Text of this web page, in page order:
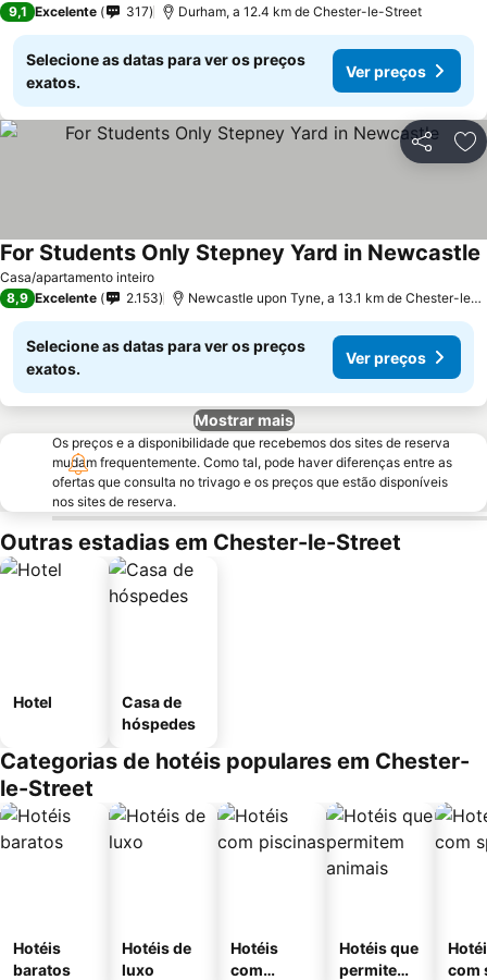
9,1 Excelente 317 Durham, a 12.4 km de Chester-le-Street
Selecione as datas para ver os preços
exatos.
Ver preços
Partilhar
Casa/apartamento inteiro
For Students Only Stepney Yard in Newcastle
8,9 Excelente 2.153 Newcastle upon Tyne, a 13.1 km de Chester-le-
Selecione as datas para ver os preços
exatos.
Ver preços
Mostrar mais
Os preços e a disponibilidade que recebemos dos sites de reserva
mudam frequentemente. Como tal, pode haver diferenças entre as
ofertas que consulta no trivago e os preços que estão disponíveis
nos sites de reserva.
Outras estadias em Chester-le-Street
Hotel
Casa de
hóspedes
Categorias de hotéis populares em Chester-
le-Street
Hotéis
baratos
Hotéis de
luxo
Hotéis
com
Hotéis que
permitem
com